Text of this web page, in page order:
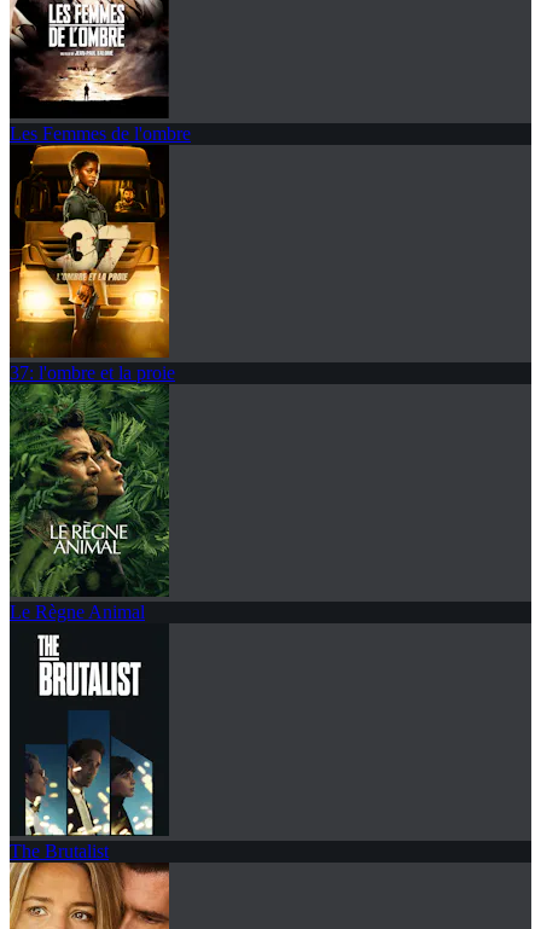
Les Femmes de l'ombre
37: l'ombre et la proie
Le Règne Animal
The Brutalist